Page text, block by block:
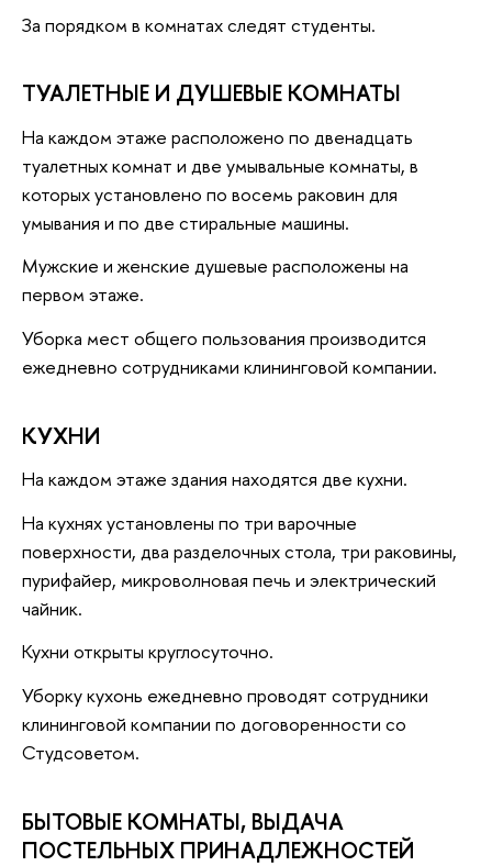
За порядком в комнатах следят студенты.
ТУАЛЕТНЫЕ И ДУШЕВЫЕ КОМНАТЫ
На каждом этаже расположено по двенадцать
туалетных комнат и две умывальные комнаты, в
которых установлено по восемь раковин для
умывания и по две стиральные машины.
Мужские и женские душевые расположены на
первом этаже.
Уборка мест общего пользования производится
ежедневно сотрудниками клининговой компании.
КУХНИ
На каждом этаже здания находятся две кухни.
На кухнях установлены по три варочные
поверхности, два разделочных стола, три раковины,
пурифайер, микроволновая печь и электрический
чайник.
Кухни открыты круглосуточно.
Уборку кухонь ежедневно проводят сотрудники
клининговой компании по договоренности со
Студсоветом.
БЫТОВЫЕ КОМНАТЫ, ВЫДАЧА
ПОСТЕЛЬНЫХ ПРИНАДЛЕЖНОСТЕЙ